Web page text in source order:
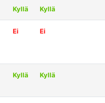
Kyllä Kyllä
Ei Ei
Kyllä Kyllä